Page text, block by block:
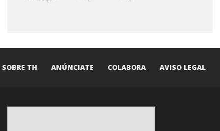
SOBRE TH ANÚNCIATE COLABORA AVISO LEGAL